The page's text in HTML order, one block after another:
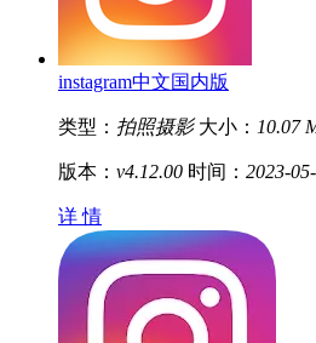
instagram中文国内版
类型： 拍照摄影 大小： 10.07
版本： v4.12.00 时间： 2023-
详 情